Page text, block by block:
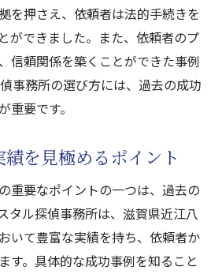
を押さえ、依頼者は法的手続きを
ができました。また、依頼者のプ
信頼関係を築くことができた事例
事務所の選び方には、過去の成功
重要です。
を見極めるポイント
重要なポイントの一つは、過去の
タル探偵事務所は、滋賀県近江八
いて豊富な実績を持ち、依頼者か
す。具体的な成功事例を知ること